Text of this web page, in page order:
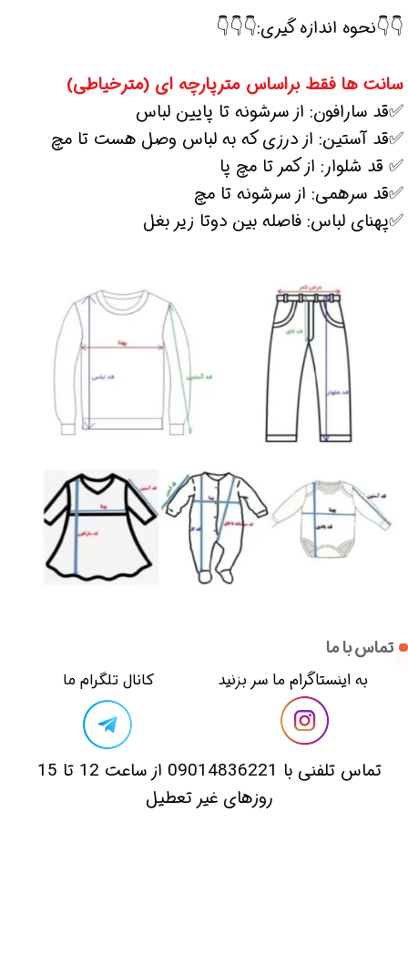
👇👇نحوه اندازه گیری:👇👇👇
سانت ها فقط براساس مترپارچه ای (مترخیاطی)
✅قد سارافون: از سرشونه تا پایین لباس
✅قد آستین: از درزی که به لباس وصل هست تا مچ
✅ قد شلوار: از کمر تا مچ پا
✅قد سرهمی: از سرشونه تا مچ
✅پهنای لباس: فاصله بین دوتا زیر بغل
تماس با ما
​​به اینستاگرام ما سر بزنید​​​​​​​
​تماس تلفنی با 09014836221 از ساعت 12 تا 15
روزهای غیر تعطیل
​کانال تلگرام ما